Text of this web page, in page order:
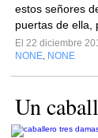
estos señores
puertas de ella,
El 22 diciembre
NONE NONE
Un